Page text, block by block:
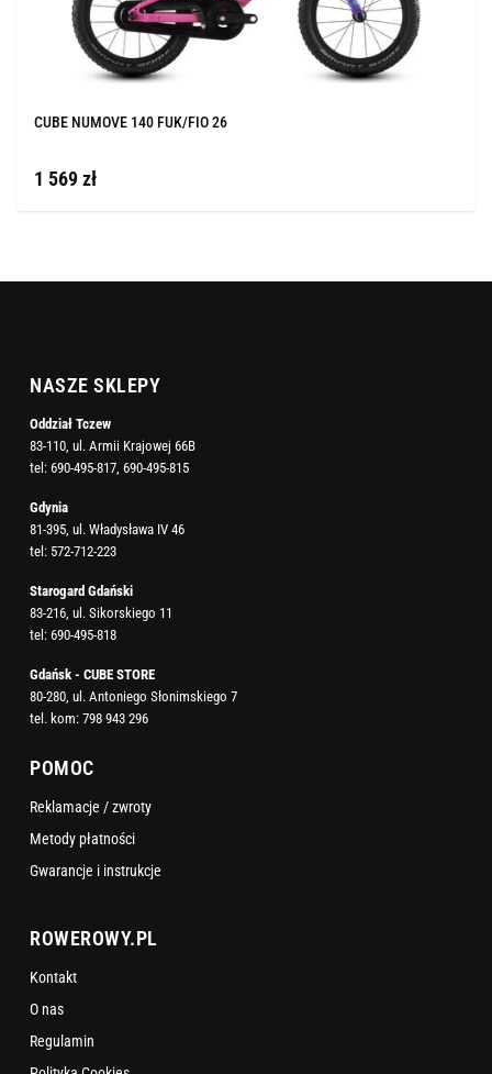
CUBE NUMOVE 140 FUK/FIO 26
1 569 zł
NASZE SKLEPY
Oddział Tczew
83-110, ul. Armii Krajowej 66B
tel: 690-495-817 690-495-815
Gdynia
81-395, ul. Władysława IV 46
tel: 572-712-223
Starogard Gdański
83-216, ul. Sikorskiego 11
tel: 690-495-818
Gdańsk - CUBE STORE
80-280, ul. Antoniego Słonimskiego 7
tel. kom: 798 943 296
POMOC
Reklamacje / zwroty
Metody płatności
Gwarancje i instrukcje
ROWEROWY.PL
Kontakt
O nas
Regulamin